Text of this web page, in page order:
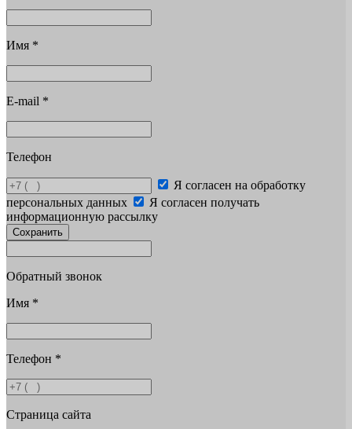
Имя *
E-mail *
Телефон
Я согласен на обработку
персональных данных
Я согласен получать
информационную рассылку
Сохранить
Обратный звонок
Имя *
Телефон *
Страница сайта